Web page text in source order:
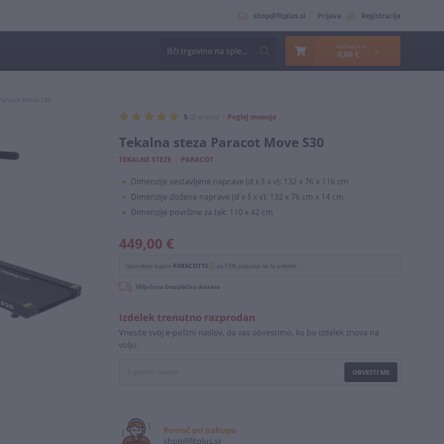
shop@fitplus.si Prijava Registracija
KOŠARICA 0
0,00 €
Move S30
5 (2 ocena ) Poglej mnenja
Tekalna steza Paracot Move S30
TEKALNE STEZE PARACOT
Dimenzije sestavljene naprave (d x š x v): 132 x 76 x 116 cm
Dimenzije zložene naprave (d x š x v): 132 x 76 cm x 14 cm
Dimenzije površine za tek: 110 x 42 cm
449,00 €
Uporabite kupon PARACOT15 za 15% popusta na ta izdelek.
Vključena brezplačna dostava
Izdelek trenutno razprodan
Vnesite svoj e-poštni naslov, da vas obvestimo, ko bo izdelek znova na
voljo.
OBVESTI ME
Pomoč pri nakupu
shop@fitplus.si